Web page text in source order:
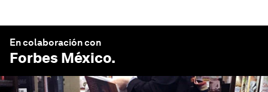
En colaboración con
Forbes México.